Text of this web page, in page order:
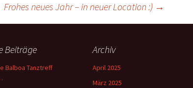
Frohes neues Jahr – in neuer Location :) →
Beiträge
Balboa Tanztreff
Archiv
April 2025
März 2025